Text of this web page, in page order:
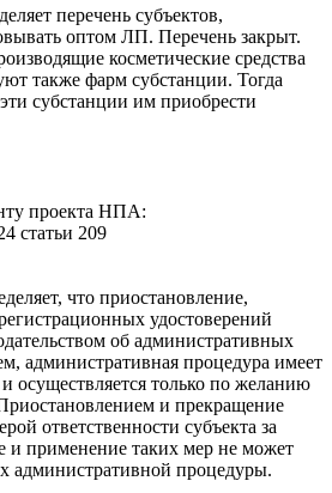
перечень субъектов,
оптом ЛП. Перечень закрыт.
косметические средства
также фарм субстанции. Тогда
субстанции им приобрести
проекта НПА:
статьи 209
что приостановление,
удостоверений
об административных
административная процедура имеет
осуществляется только по желанию
и прекращение
ответственности субъекта за
применение таких мер не может
административной процедуры.